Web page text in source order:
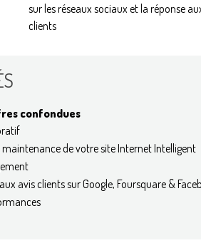
sur les réseaux sociaux et la réponse
clients
confondues
de votre site Internet Intelligent
avis clients sur Google, Foursquare &